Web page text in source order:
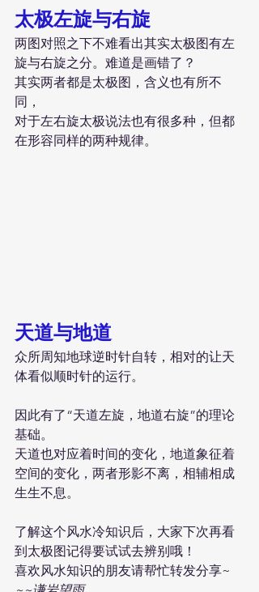
太极左旋与右旋
两图对照之下不难看出其实太极图有左
旋与右旋之分。难道是画错了？
其实两者都是太极图，含义也有所不
同，
对于左右旋太极说法也有很多种，但都
在形容同样的两种规律。
天道与地道
众所周知地球逆时针自转，相对的让天
体看似顺时针的运行。
因此有了“天道左旋，地道右旋”的理论
基础。
天道也对应着时间的变化，地道象征着
空间的变化，两者形影不离，相辅相成
生生不息。
了解这个风水冷知识后，大家下次再看
到太极图记得要试试去辨别哦！
喜欢风水知识的朋友请帮忙转发分享~